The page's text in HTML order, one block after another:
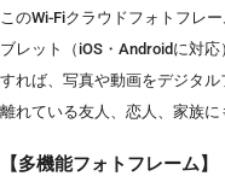
このWi-Fiクラウドフォトフレ
ブレット（iOS・Androidに対
すれば、写真や動画をデジタル
離れている友人、恋人、家族に
【多機能フォトフレーム】